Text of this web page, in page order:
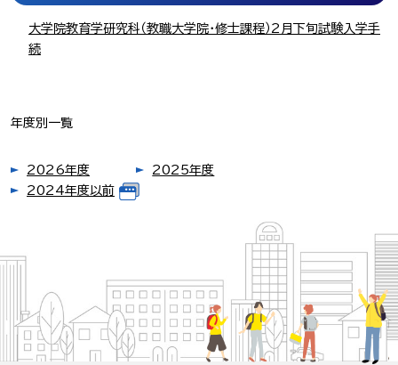
大学院教育学研究科（教職大学院・修士課程）2月下旬試験入学手
続
年度別一覧
2026年度
2025年度
2024年度以前